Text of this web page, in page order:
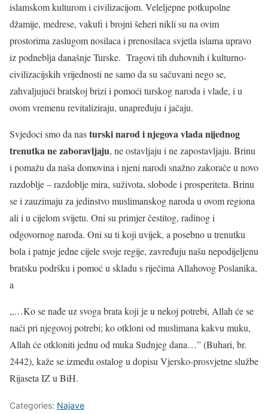
islamskom kulturom i civilizacijom. Veleljepne potkupolne
džamije, medrese, vakufi i brojni šeheri nikli su na ovim
prostorima zaslugom nosilaca i prenosilaca svjetla islama upravo
iz podneblja današnje Turske. Tragovi tih duhovnih i kulturno-
civilizacijskih vrijednosti ne samo da su sačuvani nego se,
zahvaljujući bratskoj brizi i pomoći turskog naroda i vlade, i u
ovom vremenu revitaliziraju, unapređuju i jačaju.
Svjedoci smo da nasturski narod i njegova vlada nijednog
trenutka ne zaboravljaju, ne ostavljaju i ne zapostavljaju. Brinu
i pomažu da naša domovina i njeni narodi snažno zakorače u novo
razdoblje – razdoblje mira, suživota, slobode i prosperiteta. Brinu
se i zauzimaju za jedinstvo muslimanskog naroda u ovom regiona
ali i u cijelom svijetu. Oni su primjer čestitog, radinog i
odgovornog naroda. Oni su ti koji uvijek, a posebno u trenutku
bola i patnje jedne cijele svoje regije, zavređuju našu nepodijeljenu
bratsku podršku i pomoć u skladu s riječima Allahovog Poslanika,
a
„…Ko se nađe uz svoga brata koji je u nekoj potrebi, Allah će se
naći pri njegovoj potrebi; ko otkloni od muslimana kakvu muku,
Allah će otkloniti jednu od muka Sudnjeg dana…” (Buhari, br.
2442), kaže se između ostalog u dopisu Vjersko-prosvjetne službe
Rijaseta IZ u BiH.
Categories: Najave